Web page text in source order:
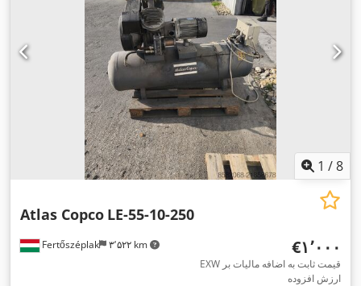
1 /8
Fertőszéplak ۳٬۵۲۲ km
Atlas Copco LE-55-10-250
‎€۱٬۰۰۰
EXW قیمت ثابت به اضافه مالیات بر
ارزش افزوده